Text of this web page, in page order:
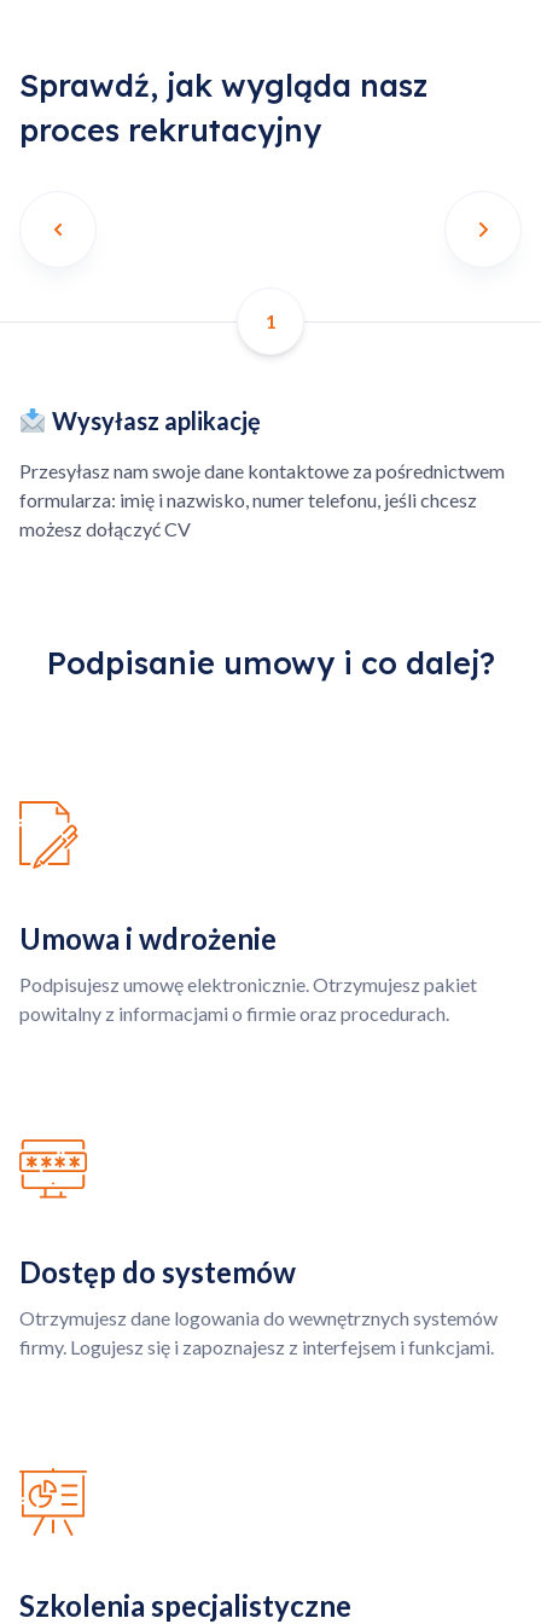
Możliwość osobnego
zlecenia na niezależną
Możliwość nałożenia marży
własnym zakresie.
Dodatkowo płatna
kilometrówka, ponad
Otwartość, chęć pomocy i
wsparcia w rozwiązywania
Możliwość zamówienia
Sprawdź, jak wygląda nasz
proces rekrutacyjny
1
Wysyłasz aplikację
Przesyłasz nam swoje dane kontaktowe za pośrednictwem
formularza: imię i nazwisko, numer telefonu, jeśli chcesz
możesz dołączyć CV
Podpisanie umowy i co dalej?
Umowa i wdrożenie
Podpisujesz umowę elektronicznie. Otrzymujesz pakiet
powitalny z informacjami o firmie oraz procedurach.
Dostęp do systemów
Otrzymujesz dane logowania do wewnętrznych systemów
firmy. Logujesz się i zapoznajesz z interfejsem i funkcjami.
Szkolenia specjalistyczne
Dodano do koszyka